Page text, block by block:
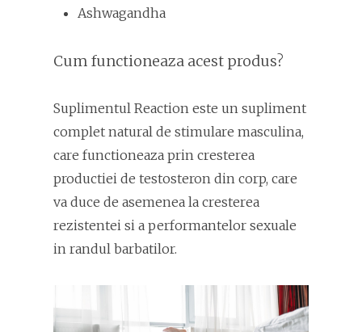
Ashwagandha
Cum functioneaza acest produs?
Suplimentul Reaction este un supliment
complet natural de stimulare masculina,
care functioneaza prin cresterea
productiei de testosteron din corp, care
va duce de asemenea la cresterea
rezistentei si a performantelor sexuale
in randul barbatilor.